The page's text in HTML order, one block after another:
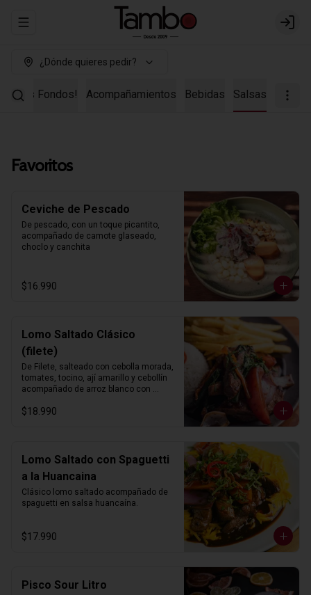
Abrir menu de navegación Login
¿Dónde quieres pedir?
Fondos! Acompañamientos Bebidas Salsas
Favoritos
Ceviche de Pescado
De pescado, con un toque picantito,
acompañado de camote glaseado,
choclo y canchita
$16.990
Lomo Saltado Clásico
(filete)
De Filete, salteado con cebolla morada,
tomates, tocino, ají amarillo y cebollín
acompañado de arroz blanco con
$18.990
Lomo Saltado con Spaguetti
a la Huancaina
Clásico lomo saltado acompañado de
spaguetti en salsa huancaína.
$17.990
Pisco Sour Litro